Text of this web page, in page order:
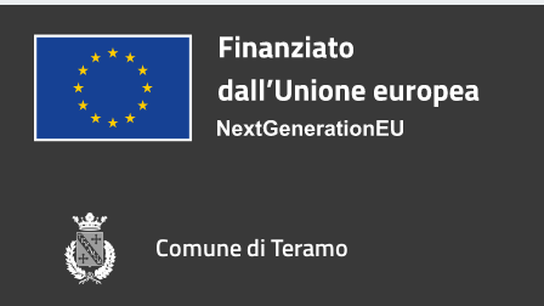
Comune di Teramo